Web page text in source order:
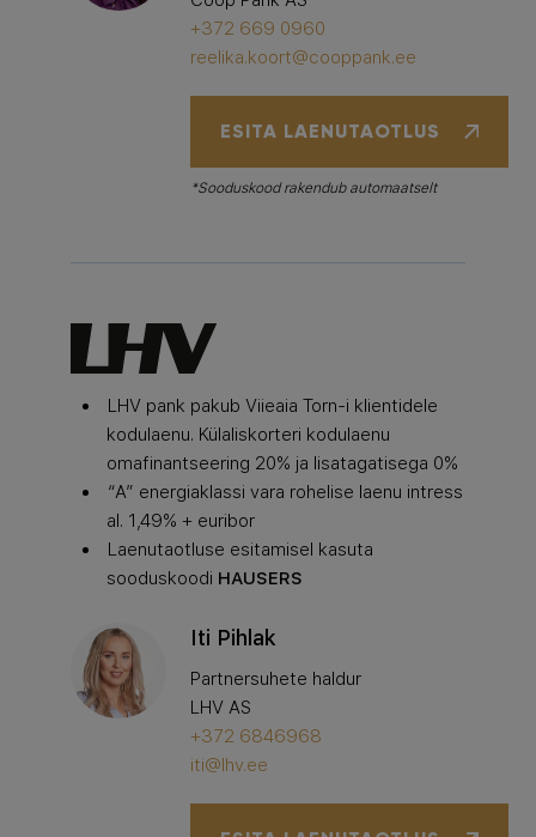
+372 669 0960
reelika.koort@cooppank.ee
ESITA LAENUTAOTLUS
*Sooduskood rakendub automaatselt
LHV pank pakub Viieaia Torn-i klientidele
kodulaenu. Külaliskorteri kodulaenu
omafinantseering 20% ja lisatagatisega 0%
“A” energiaklassi vara rohelise laenu intress
al. 1,49% + euribor
Laenutaotluse esitamisel kasuta
sooduskoodi HAUSERS
Iti Pihlak
Partnersuhete haldur
LHV AS
+372 6846968
iti@lhv.ee